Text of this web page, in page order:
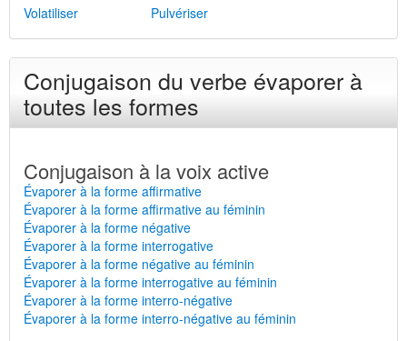
Volatiliser
Pulvériser
Conjugaison du verbe évaporer à
toutes les formes
Conjugaison à la voix active
Évaporer à la forme affirmative
Évaporer à la forme affirmative au féminin
Évaporer à la forme négative
Évaporer à la forme interrogative
Évaporer à la forme négative au féminin
Évaporer à la forme interrogative au féminin
Évaporer à la forme interro-négative
Évaporer à la forme interro-négative au féminin